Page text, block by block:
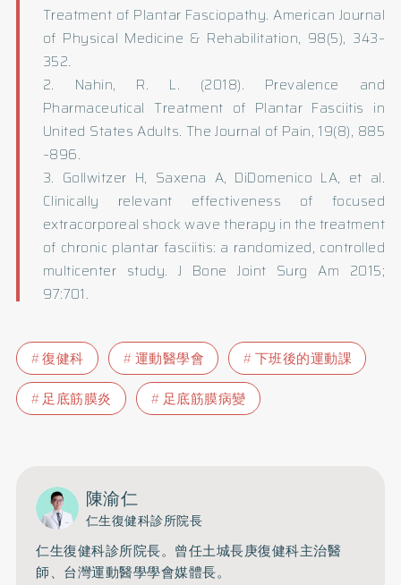
Treatment of Plantar Fasciopathy. American Journal
of Physical Medicine & Rehabilitation, 98(5), 343–
352.
2. Nahin, R. L. (2018). Prevalence and
Pharmaceutical Treatment of Plantar Fasciitis in
United States Adults. The Journal of Pain, 19(8), 885
–896.
3. Gollwitzer H, Saxena A, DiDomenico LA, et al.
Clinically relevant effectiveness of focused
extracorporeal shock wave therapy in the treatment
of chronic plantar fasciitis: a randomized, controlled
multicenter study. J Bone Joint Surg Am 2015;
97:701.
復健科 運動醫學會
下班後的運動課
足底筋膜炎
足底筋膜病變
陳渝仁
仁生復健科診所院長
仁生復健科診所院長。曾任土城長庚復健科主治醫
師、台灣運動醫學學會媒體長。